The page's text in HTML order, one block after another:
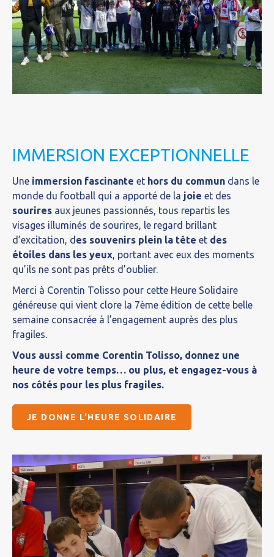
IMMERSION EXCEPTIONNELLE
Une immersion fascinante et hors du commun dans le
monde du football qui a apporté de la joie et des
sourires aux jeunes passionnés, tous repartis les
visages illuminés de sourires, le regard brillant
d’excitation, d es souvenirs plein la tête et des
étoiles dans les yeux, portant avec eux des moments
qu’ils ne sont pas prêts d’oublier.
Merci à Corentin Tolisso pour cette Heure Solidaire
généreuse qui vient clore la 7ème édition de cette belle
semaine consacrée à l’engagement auprès des plus
fragiles.
Vous aussi comme Corentin Tolisso, donnez une
heure de votre temps… ou plus, et engagez-vous à
nos côtés pour les plus fragiles.
JE DONNE L'HEURE SOLIDAIRE